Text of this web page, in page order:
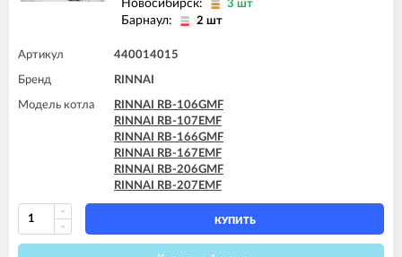
Новосибирск: 3 шт
Барнаул: 2 шт
Артикул 440014015
Бренд RINNAI
Модель котла
RINNAI RB-106GMF
RINNAI RB-107EMF
RINNAI RB-166GMF
RINNAI RB-167EMF
RINNAI RB-206GMF
RINNAI RB-207EMF
КУПИТЬ